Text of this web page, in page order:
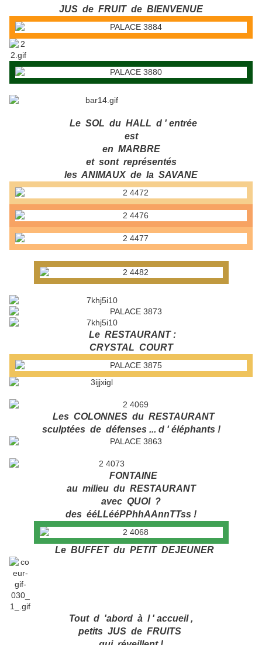
JUS de FRUIT de BIENVENUE
Le SOL du HALL d ' entrée
est
en MARBRE
et sont représentés
les ANIMAUX de la SAVANE
Le RESTAURANT :
CRYSTAL COURT
Les COLONNES du RESTAURANT
sculptées de défenses ... d ' éléphants !
FONTAINE
au milieu du RESTAURANT
avec QUOI ?
des ééLLééPPhhAAnnTTss !
Le BUFFET du PETIT DEJEUNER
Tout d 'abord à l ' accueil ,
petits JUS de FRUITS